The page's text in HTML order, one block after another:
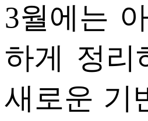
3월에는
하게 정리
새로운 기